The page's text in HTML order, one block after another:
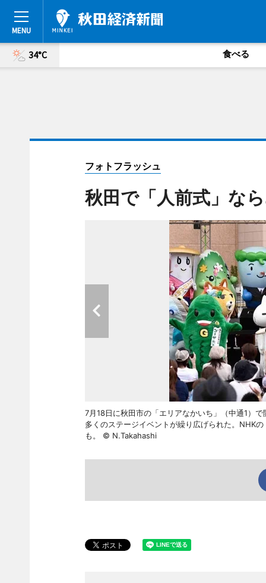
34°C 食べる
フォトフラッシュ
秋田で「人前式」な
7月18日に秋田市の「エリアなかいち」（中通1）
多くのステージイベントが繰り広げられた。NHK
も。 © N.Takahashi